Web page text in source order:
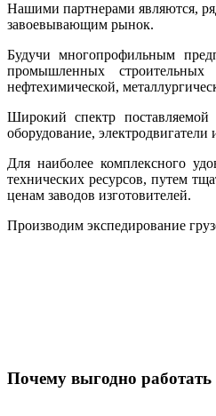
Нашими партнерами являются,
завоевывающим рынок.
Будучи многопрофильным
промышленных строительных
нефтехимической,
Широкий спектр поставляемой
оборудование,
Для наиболее комплексного
технических ресурсов, путем
ценам заводов изготовителей.
Производим экспедирование
Почему выгодно работать